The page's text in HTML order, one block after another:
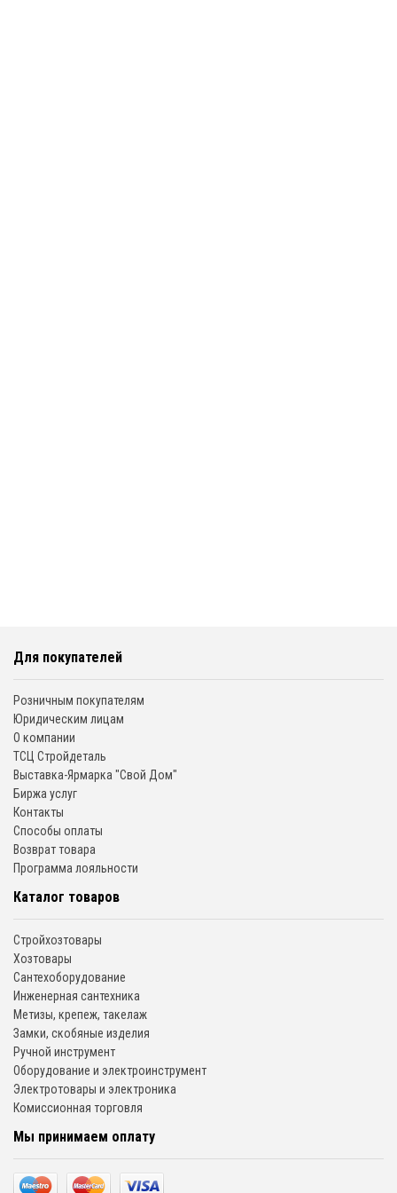
Для покупателей
Розничным покупателям
Юридическим лицам
О компании
ТСЦ Стройдеталь
Выставка-Ярмарка "Свой Дом"
Биржа услуг
Контакты
Способы оплаты
Возврат товара
Программа лояльности
Каталог товаров
Стройхозтовары
Хозтовары
Сантехоборудование
Инженерная сантехника
Метизы, крепеж, такелаж
Замки, скобяные изделия
Ручной инструмент
Оборудование и электроинструмент
Электротовары и электроника
Комиссионная торговля
Мы принимаем оплату